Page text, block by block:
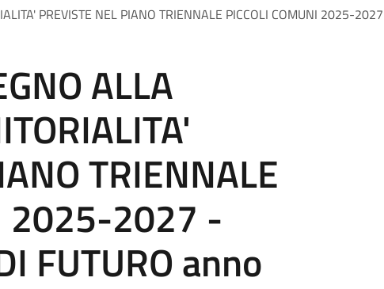
PREVISTE NEL PIANO TRIENNALE PICCOLI COMUNI 2025-
ALLA
TRIENNALE
2025-2027 -
FUTURO anno